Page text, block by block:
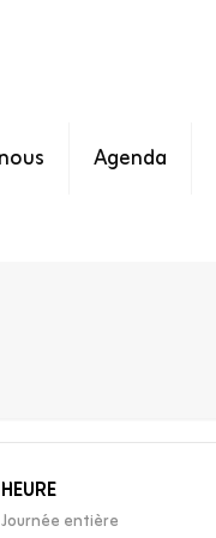
Agenda
HEURE
Journée entière